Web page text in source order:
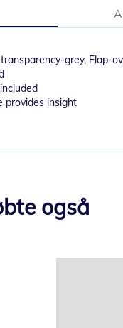
grey,
provides insight
også